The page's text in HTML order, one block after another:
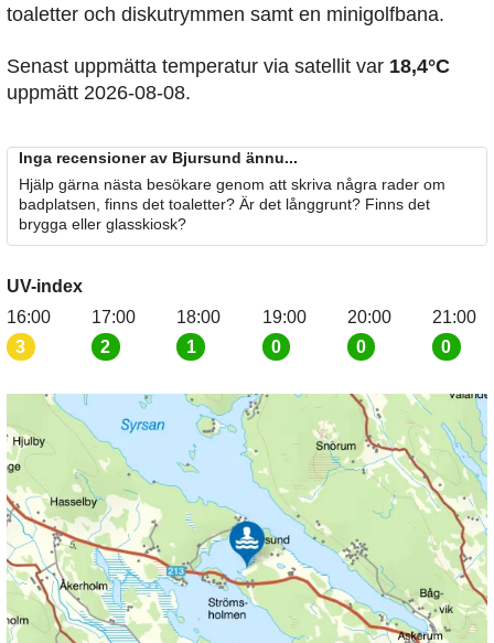
toaletter och diskutrymmen samt en minigolfbana.
Senast uppmätta temperatur via satellit var 18,4°C
uppmätt 2026-08-08.
Inga recensioner av Bjursund ännu...
Hjälp gärna nästa besökare genom att skriva några rader om
badplatsen, finns det toaletter? Är det långgrunt? Finns det
brygga eller glasskiosk?
UV-index
16:00
3
17:00
2
18:00
1
19:00
0
20:00
0
21:00
0